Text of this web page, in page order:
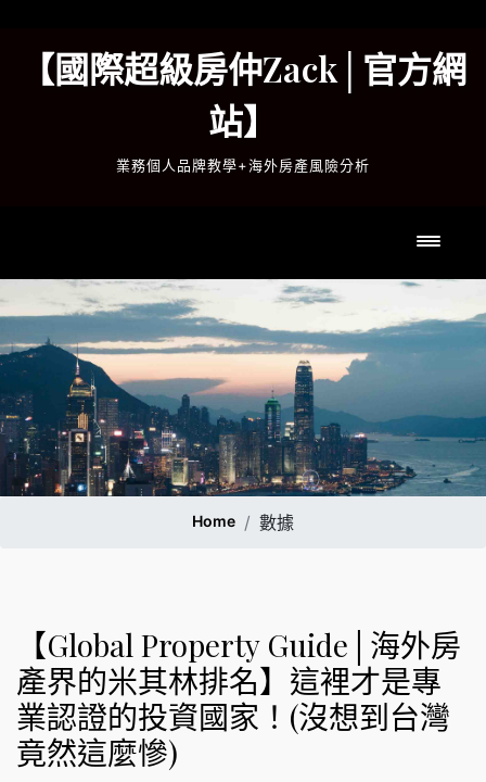
content【國際超級房仲Zack│官方網
站】
業務個人品牌教學+海外房產風險分析
Home 數據
【Global Property Guide│海外房
產界的米其林排名】這裡才是專
業認證的投資國家！(沒想到台灣
竟然這麼慘)